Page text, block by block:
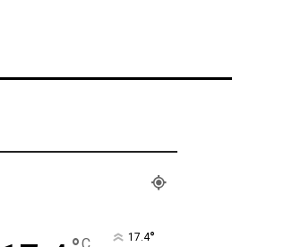
C 17.4°